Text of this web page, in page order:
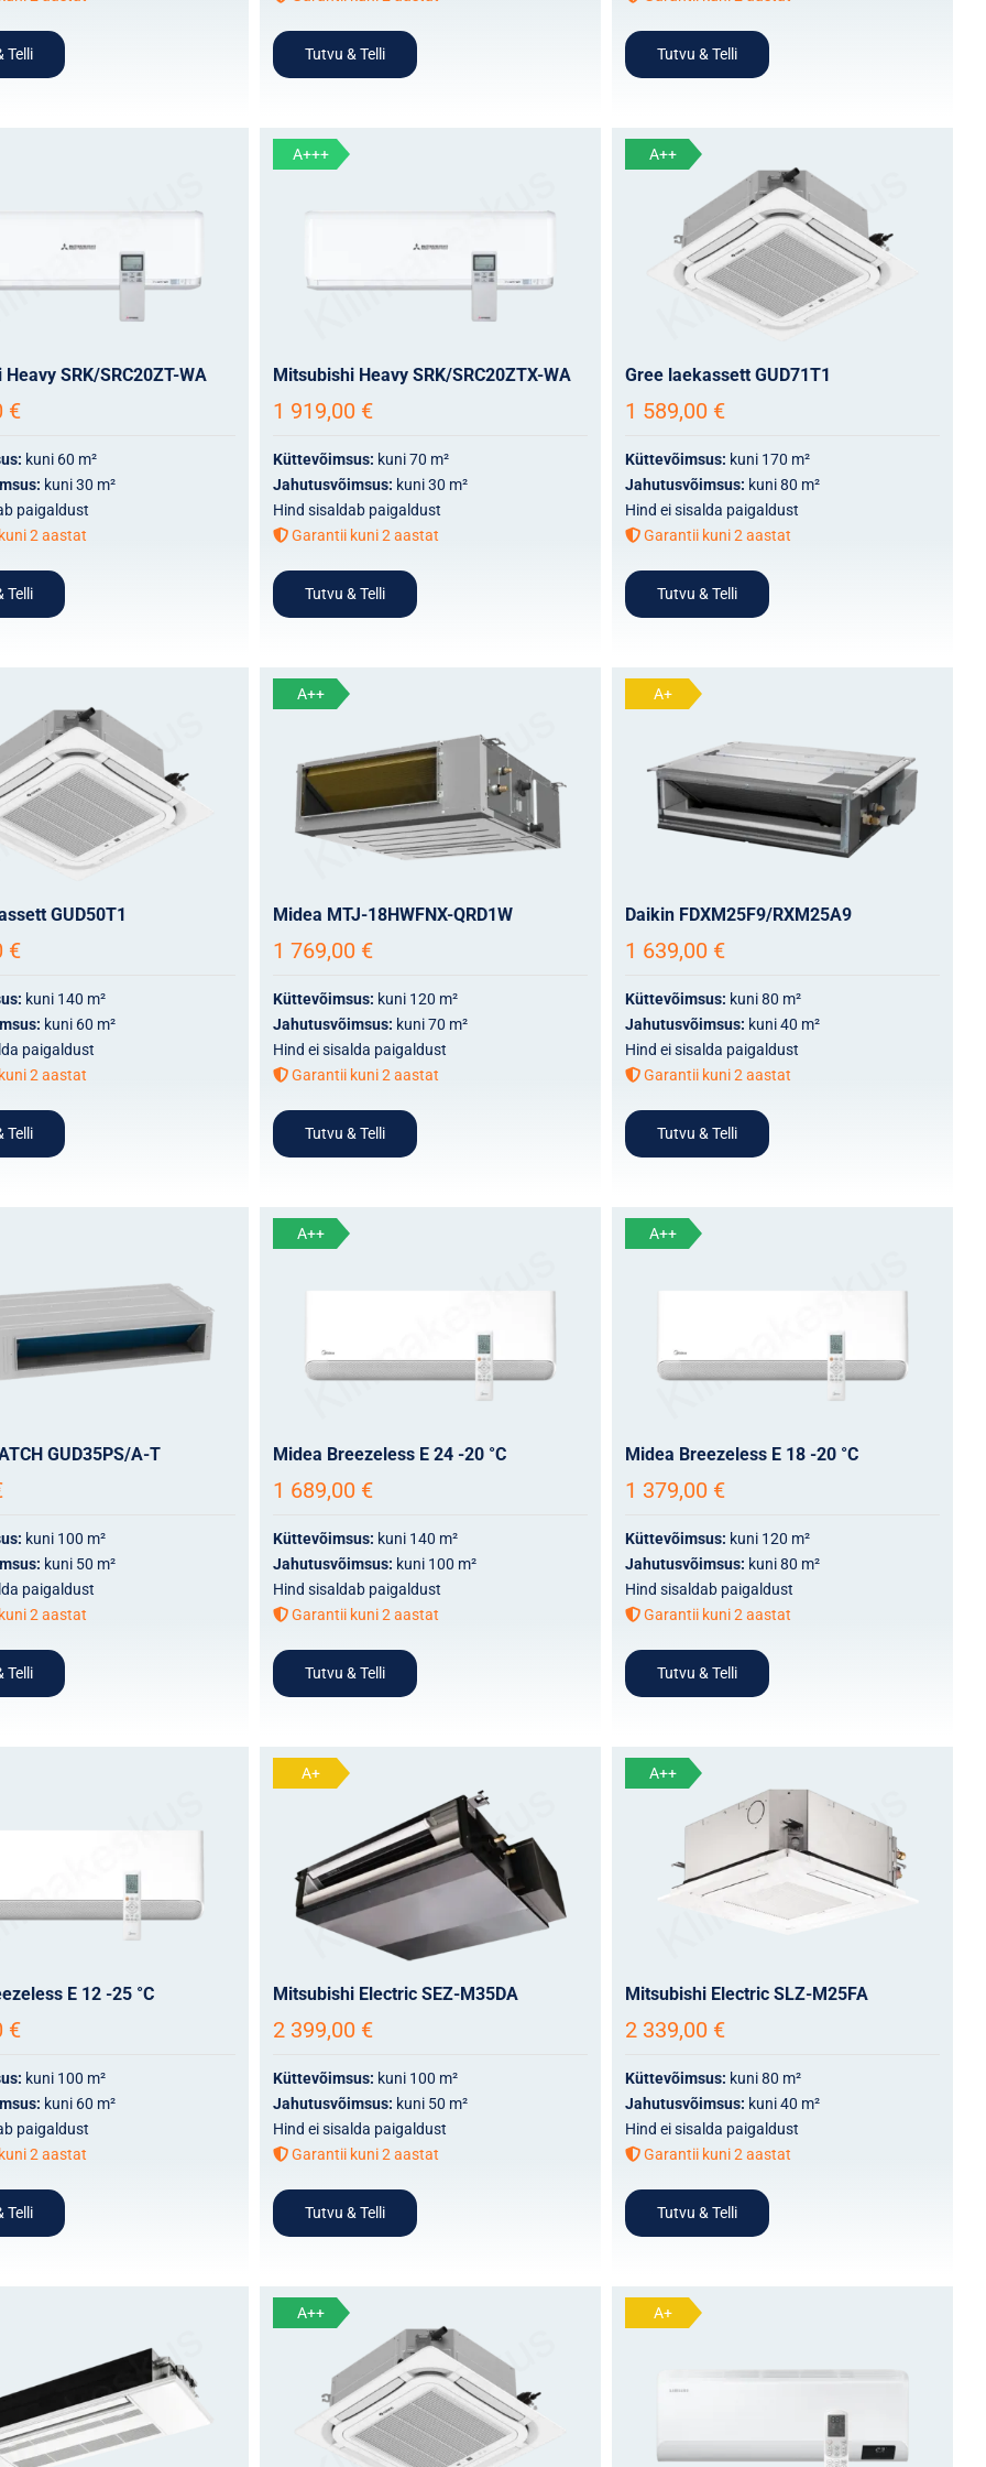
Telli Tutvu & Telli Tutvu & Telli
SRK/SRC20ZT-WA
€
kuni 60 m²
kuni 30 m²
paigaldust
2 aastat
Telli
Mitsubishi Heavy SRK/SRC20ZTX-WA
1 919,00 €
Küttevõimsus: kuni 70 m²
Jahutusvõimsus: kuni 30 m²
Hind sisaldab paigaldust
A+++
Garantii kuni 2 aastat
Tutvu & Telli
Gree laekassett GUD71T1
1 589,00 €
Küttevõimsus: kuni 170 m²
Jahutusvõimsus: kuni 80 m²
Hind ei sisalda paigaldust
A++
Garantii kuni 2 aastat
Tutvu & Telli
GUD50T1
€
kuni 140 m²
kuni 60 m²
paigaldust
2 aastat
Telli
Midea MTJ-18HWFNX-QRD1W
1 769,00 €
Küttevõimsus: kuni 120 m²
Jahutusvõimsus: kuni 70 m²
Hind ei sisalda paigaldust
A++
Garantii kuni 2 aastat
Tutvu & Telli
Daikin FDXM25F9/RXM25A9
1 639,00 €
Küttevõimsus: kuni 80 m²
Jahutusvõimsus: kuni 40 m²
Hind ei sisalda paigaldust
A+
Garantii kuni 2 aastat
Tutvu & Telli
GUD35PS/A-T
kuni 100 m²
kuni 50 m²
paigaldust
2 aastat
Telli
Midea Breezeless E 24 -20 °C
1 689,00 €
Küttevõimsus: kuni 140 m²
Jahutusvõimsus: kuni 100 m²
Hind sisaldab paigaldust
A++
Garantii kuni 2 aastat
Tutvu & Telli
Midea Breezeless E 18 -20 °C
1 379,00 €
Küttevõimsus: kuni 120 m²
Jahutusvõimsus: kuni 80 m²
Hind sisaldab paigaldust
A++
Garantii kuni 2 aastat
Tutvu & Telli
E 12 -25 °C
€
kuni 100 m²
kuni 60 m²
paigaldust
2 aastat
Telli
Mitsubishi Electric SEZ-M35DA
2 399,00 €
Küttevõimsus: kuni 100 m²
Jahutusvõimsus: kuni 50 m²
Hind ei sisalda paigaldust
A+
Garantii kuni 2 aastat
Tutvu & Telli
Mitsubishi Electric SLZ-M25FA
2 339,00 €
Küttevõimsus: kuni 80 m²
Jahutusvõimsus: kuni 40 m²
Hind ei sisalda paigaldust
A++
Garantii kuni 2 aastat
Tutvu & Telli
A++ A+